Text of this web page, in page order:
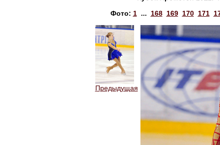
Фото: 1... 168 169 170 171
Предыдущая